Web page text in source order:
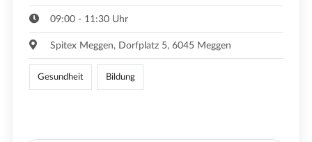
09:00 - 11:30 Uhr
Spitex Meggen, Dorfplatz 5, 6045 Meggen
Gesundheit Bildung